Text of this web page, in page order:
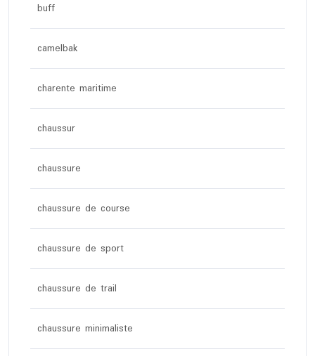
buff
camelbak
charente maritime
chaussur
chaussure
chaussure de course
chaussure de sport
chaussure de trail
chaussure minimaliste